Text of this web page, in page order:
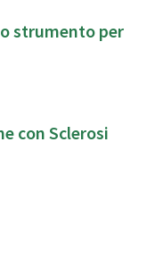
strumento per
con Sclerosi